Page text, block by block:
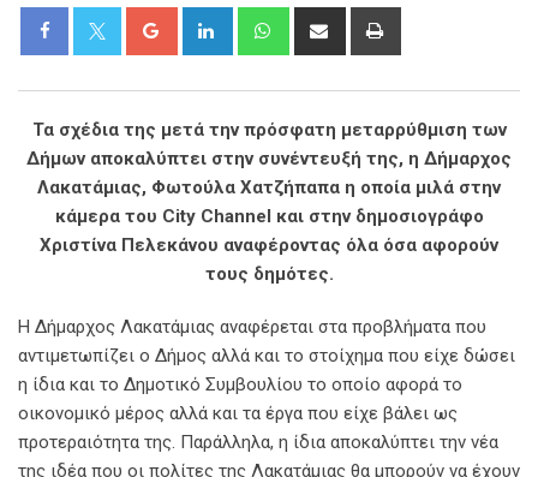
Google+ LinkedIn WhatsappShare
Τα σχέδια της μετά την πρόσφατη μεταρρύθμιση των
Δήμων αποκαλύπτει στην συνέντευξή της, η Δήμαρχος
Λακατάμιας, Φωτούλα Χατζήπαπα η οποία μιλά στην
κάμερα του City Channel και στην δημοσιογράφο
Χριστίνα Πελεκάνου αναφέροντας όλα όσα αφορούν
τους δημότες.
Η Δήμαρχος Λακατάμιας αναφέρεται στα προβλήματα που
αντιμετωπίζει ο Δήμος αλλά και το στοίχημα που είχε δώσει
η ίδια και το Δημοτικό Συμβουλίου το οποίο αφορά το
οικονομικό μέρος αλλά και τα έργα που είχε βάλει ως
προτεραιότητα της. Παράλληλα, η ίδια αποκαλύπτει την νέα
της ιδέα που οι πολίτες της Λακατάμιας θα μπορούν να έχουν